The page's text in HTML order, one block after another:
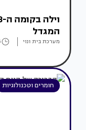
המגדל
מערכת בית ונוי
חומרים וטכנולוגיות